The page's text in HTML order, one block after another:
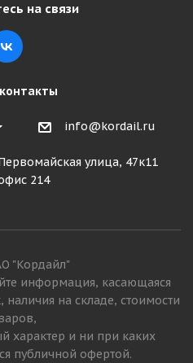
на связи
info@kordail.ru
улица, 47к11
214
"Кордайл"
информация, касающаяся
наличия на складе, стоимости
характер и ни при каких
публичной офертой.